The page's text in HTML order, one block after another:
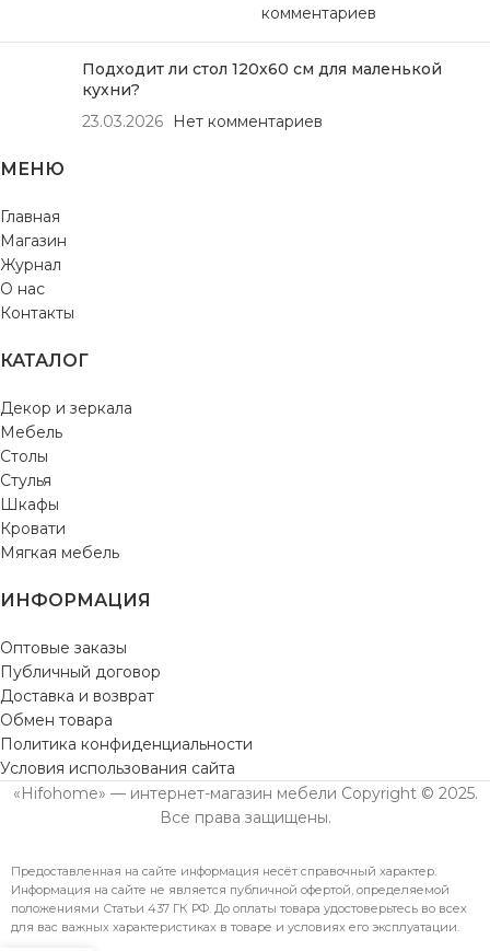
комментариев
Подходит ли стол 120х60 см для маленькой
кухни?
23.03.2026
Нет комментариев
МЕНЮ
Главная
Магазин
Журнал
О нас
Контакты
КАТАЛОГ
Декор и зеркала
Мебель
Столы
Стулья
Шкафы
Кровати
Мягкая мебель
ИНФОРМАЦИЯ
Оптовые заказы
Публичный договор
Доставка и возврат
Обмен товара
Политика конфиденциальности
Условия использования сайта
«Hifohome» — интернет-магазин мебели Copyright © 2025.
Все права защищены.
Предоставленная на сайте информация несёт справочный характер.
Информация на сайте не является публичной офертой, определяемой
положениями Статьи 437 ГК РФ. До оплаты товара удостоверьтесь во всех
для вас важных характеристиках в товаре и условиях его эксплуатации.